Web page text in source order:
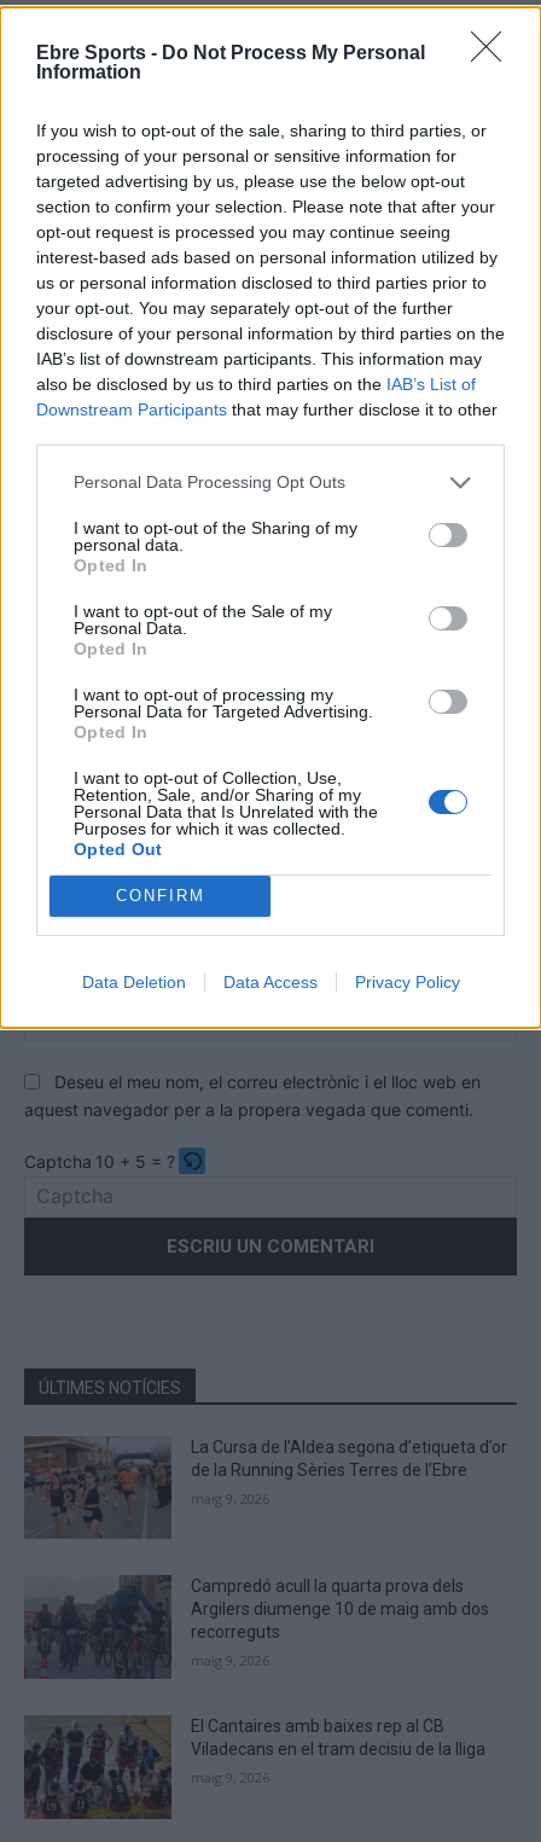
Ebre Sports - Do Not Process My Personal
Information
If you wish to opt-out of the sale, sharing to third parties, or
processing of your personal or sensitive information for
targeted advertising by us, please use the below opt-out
section to confirm your selection. Please note that after your
opt-out request is processed you may continue seeing
interest-based ads based on personal information utilized by
us or personal information disclosed to third parties prior to
your opt-out. You may separately opt-out of the further
disclosure of your personal information by third parties on the
IAB’s list of downstream participants. This information may
also be disclosed by us to third parties on the IAB’s List of
Downstream Participants that may further disclose it to other
Personal Data Processing Opt Outs
I want to opt-out of the Sharing of my
personal data.
Opted In
I want to opt-out of the Sale of my
Personal Data.
Opted In
I want to opt-out of processing my
Personal Data for Targeted Advertising.
Opted In
I want to opt-out of Collection, Use,
Retention, Sale, and/or Sharing of my
Personal Data that Is Unrelated with the
Purposes for which it was collected.
Opted Out
CONFIRM
Data Deletion Data Access Privacy Policy
ARTICLES RELACIONATS
Futbol sala
Dur rival per al Futbol Sala Amposta en la
lluita per l’ascens a 3a divisió
abril 10, 2026
Futbol sala
Els dos equips del FS Amposta passen la
primera ronda de Copa
desembre 7, 2025
Futbol sala
El Servigroup Peníscola del tivissà Carles
Saladié suma una victòria de doble valor
desembre 3, 2025
DEIXA UNA RESPOSTA
Comentari:
Deseu el meu nom, el correu electrònic i el lloc web en
aquest navegador per a la propera vegada que comenti.
Captcha 10 + 5 = ?
the
the
CAPTCHA
to
verify
that
you
ÚLTIMES NOTÍCIES
La Cursa de l’Aldea segona d’etiqueta d’or
de la Running Sèries Terres de l’Ebre
maig 9, 2026
Campredó acull la quarta prova dels
Argilers diumenge 10 de maig amb dos
recorreguts
maig 9, 2026
El Cantaires amb baixes rep al CB
Viladecans en el tram decisiu de la lliga
maig 9, 2026